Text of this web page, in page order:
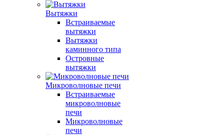
Вытяжки
Встраиваемые
вытяжки
Вытяжки
каминного типа
Островные
вытяжки
Микроволновые печи
Встраиваемые
микроволновые
печи
Микроволновые
печи